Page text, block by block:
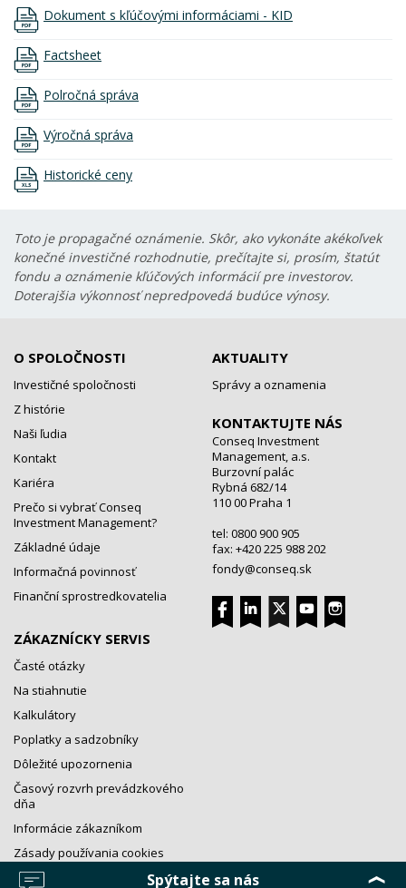
Dokument s kľúčovými informáciami - KID
Factsheet
Polročná správa
Výročná správa
Historické ceny
Spýtajte sa nás
Toto je propagačné oznámenie. Skôr, ako vykonáte akékoľvek
konečné investičné rozhodnutie, prečítajte si, prosím, štatút
fondu a oznámenie kľúčových informácií pre investorov.
Doterajšia výkonnosť nepredpovedá budúce výnosy.
O SPOLOČNOSTI
Investičné spoločnosti
Z histórie
Naši ľudia
Kontakt
Kariéra
Prečo si vybrať Conseq
Investment Management?
Základné údaje
Informačná povinnosť
Finanční sprostredkovatelia
ZÁKAZNÍCKY SERVIS
Časté otázky
Na stiahnutie
Kalkulátory
Poplatky a sadzobníky
Dôležité upozornenia
Časový rozvrh prevádzkového
dňa
Informácie zákazníkom
Zásady používania cookies
AKTUALITY
Správy a oznamenia
KONTAKTUJTE NÁS
Conseq Investment
Management, a.s.
Burzovní palác
Rybná 682/14
110 00 Praha 1
tel: 0800 900 905
fax: +420 225 988 202
fondy@conseq.sk